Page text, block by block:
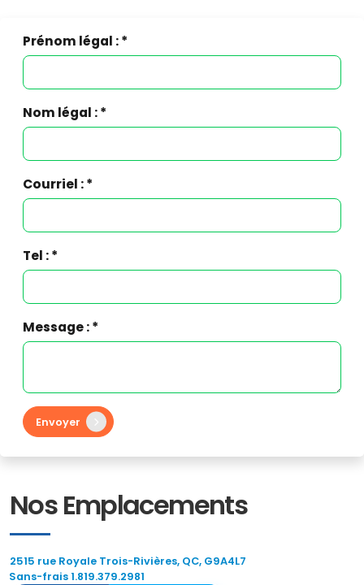
Prénom légal : *
Nom légal : *
Courriel : *
Tel : *
Message : *
Envoyer
Nos Emplacements
2515 rue Royale Trois-Rivières, QC, G9A4L7
Sans-frais 1.819.379.2981